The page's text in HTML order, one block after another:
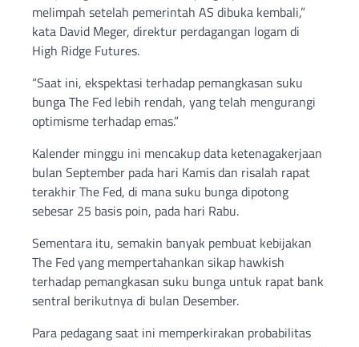
melimpah setelah pemerintah AS dibuka kembali,”
kata David Meger, direktur perdagangan logam di
High Ridge Futures.
“Saat ini, ekspektasi terhadap pemangkasan suku
bunga The Fed lebih rendah, yang telah mengurangi
optimisme terhadap emas.”
Kalender minggu ini mencakup data ketenagakerjaan
bulan September pada hari Kamis dan risalah rapat
terakhir The Fed, di mana suku bunga dipotong
sebesar 25 basis poin, pada hari Rabu.
Sementara itu, semakin banyak pembuat kebijakan
The Fed yang mempertahankan sikap hawkish
terhadap pemangkasan suku bunga untuk rapat bank
sentral berikutnya di bulan Desember.
Para pedagang saat ini memperkirakan probabilitas